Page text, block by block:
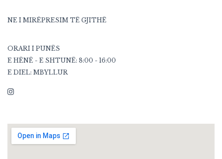
NE I MIRËPRESIM TË GJITHË
ORARI I PUNËS
E HËNË - E SHTUNË: 8:00 - 16:00
E DIEL: MBYLLUR